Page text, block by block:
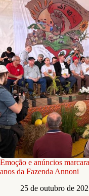
Emoção e anúncios
anos da Fazenda Annoni
25 de outubro de